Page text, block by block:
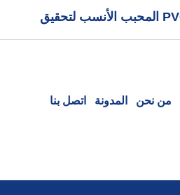
كيف تختار نوع الـ PVC المحبب الأنسب لتحقيق
من نحن المدونة اتصل بنا